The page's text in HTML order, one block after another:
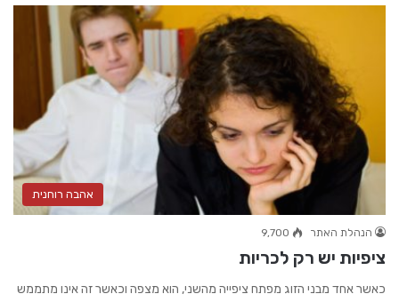
אהבה רוחנית
הנהלת האתר 9,700
ציפיות יש רק לכריות
כאשר אחד מבני הזוג מפתח ציפייה מהשני, הוא מצפה וכאשר זה אינו מתממש